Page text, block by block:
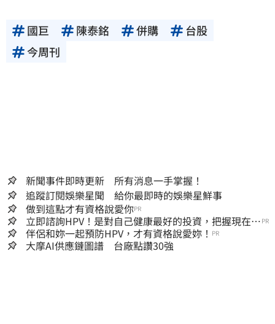
國巨 陳泰銘 併購
台股
今周刊
新聞事件即時更新 所有消息一手掌握！
追蹤訂閱娛樂星聞 給你最即時的娛樂星鮮事
做到這點才有資格說愛你PR
立即諮詢HPV！是對自己健康最好的投資，把握現在不
嫌晚！
PR
伴侶和妳一起預防HPV，才有資格說愛妳！ PR
大摩AI供應鏈圖譜 台廠點讚30強